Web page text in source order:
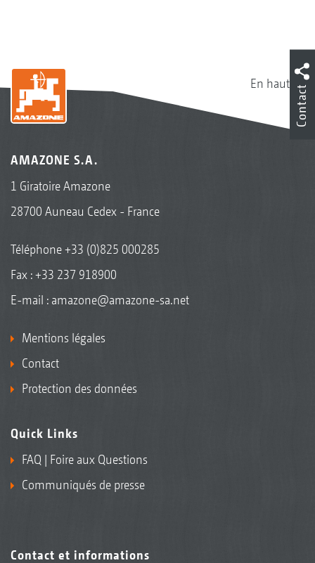
En haut
AMAZONE S.A.
1 Giratoire Amazone
28700 Auneau Cedex - France
Téléphone+33 (0)825 000285
Fax : +33 237 918900
E-mail : amazone@amazone-sa.net
Mentions légales
Contact
Protection des données
Quick Links
FAQ | Foire aux Questions
Communiqués de presse
Contact et informations
Contact